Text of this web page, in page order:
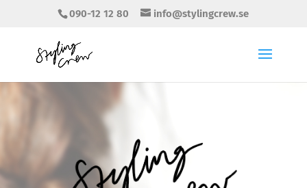
090-12 12 80 info@stylingcrew.se